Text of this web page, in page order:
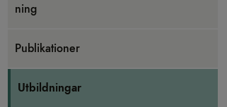
ning
Pub­li­ka­tio­ner
Utbild­ningar